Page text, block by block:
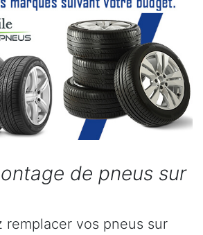
de pneus sur
remplacer vos pneus sur